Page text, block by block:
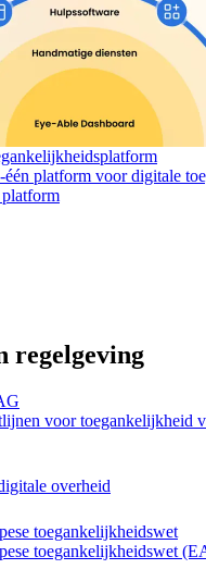
één platform voor digitale
regelgeving
voor toegankelijkheid
overheid
toegankelijkheidswet
toegankelijkheidswet